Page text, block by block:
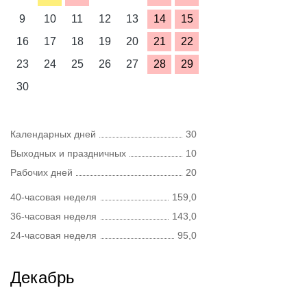
9
10 11 12 13 14
15
16
17 18 19 20 21
22
23
24 25 26 27 28
29
30
Календарных дней
30
Выходных и праздничных
10
Рабочих дней
20
40-часовая неделя
159,0
36-часовая неделя
143,0
24-часовая неделя
95,0
Декабрь